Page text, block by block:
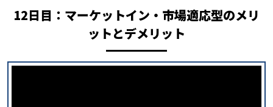
12日目：マーケットイン・市場適応型のメリ
ットとデメリット